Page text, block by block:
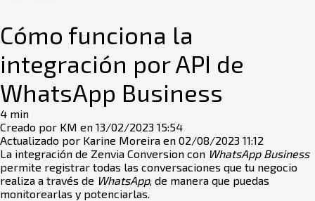
Cómo funciona la
integración por API de
WhatsApp Business
4 min
Creado por KM en 13/02/2023 15:54
Actualizado por Karine Moreira en 02/08/2023 11:12
La integración de Zenvia Conversion con WhatsApp Business
permite registrar todas las conversaciones que tu negocio
realiza a través de WhatsApp, de manera que puedas
monitorearlas y potenciarlas.